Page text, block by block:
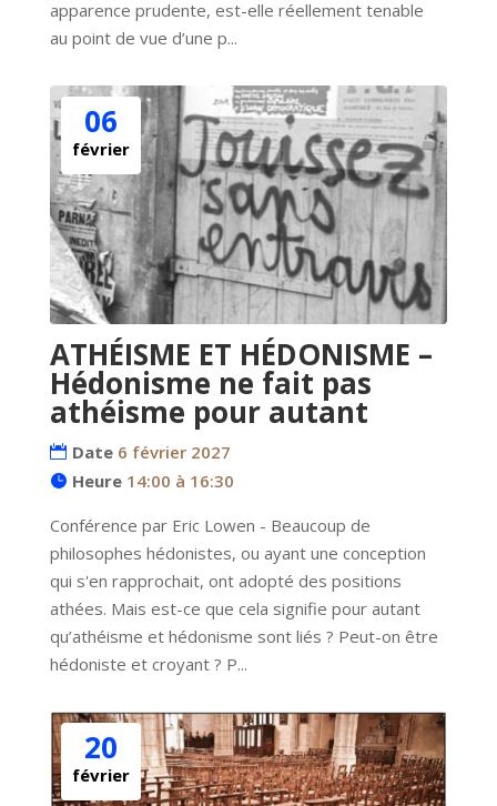
apparence prudente, est-elle réellement tenable
au point de vue d’une p...
06
février
ATHÉISME ET HÉDONISME –
Hédonisme ne fait pas
athéisme pour autant
Date 6 février 2027
Heure 14:00 à 16:30
Conférence par Eric Lowen - Beaucoup de
philosophes hédonistes, ou ayant une conception
qui s'en rapprochait, ont adopté des positions
athées. Mais est-ce que cela signifie pour autant
qu’athéisme et hédonisme sont liés ? Peut-on être
hédoniste et croyant ? P...
20
février